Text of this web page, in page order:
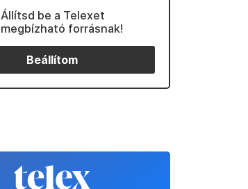
Állítsd be a Telexet
megbízható forrásnak!
Beállítom